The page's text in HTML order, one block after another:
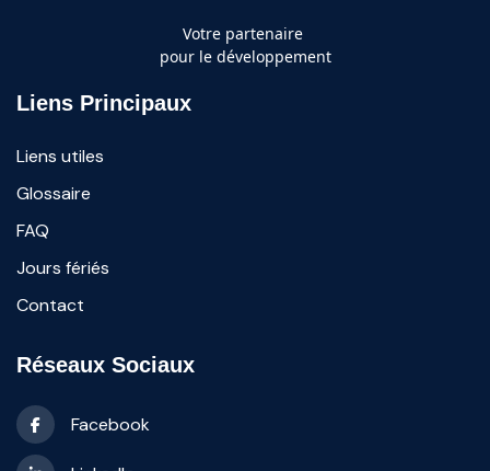
Votre partenaire
pour le développement
Liens Principaux
Liens utiles
Glossaire
FAQ
Jours fériés
Contact
Réseaux Sociaux
Facebook